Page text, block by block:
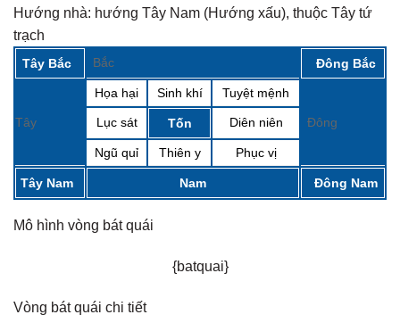
Hướng nhà: hướng Tây Nam (Hướng xấu), thuộc Tây tứ
trạch
Tây Bắc Bắc Đông Bắc
Tây
Họa hại Sinh khí Tuyệt mệnh
Đông
Lục sát Tốn Diên niên
Ngũ quỉ Thiên y Phục vị
Tây Nam Nam Đông Nam
Mô hình vòng bát quái
{batquai}
Vòng bát quái chi tiết